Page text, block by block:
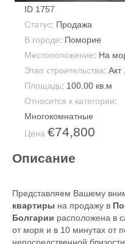
ID 1757
Статус: Продажа
В городе: Поморие
Местоположение: На
Этап строительства: Акт
Площадь: 100.00 кв.м
Относится к категории:
Многокомнатные
Цена €74,800
Описание
Представляем Вашему
квартиры на продажу в
Болгарии расположена в
от моря и в 10 минутах от